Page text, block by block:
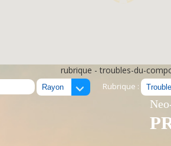
rubrique - troubles-du-
Rubrique :
LE